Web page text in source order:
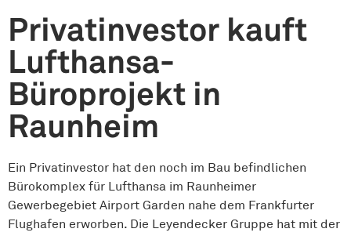
Privatinvestor kauft
Lufthansa-
Büroprojekt in
Raunheim
Ein Privatinvestor hat den noch im Bau befindlichen
Bürokomplex für Lufthansa im Raunheimer
Gewerbegebiet Airport Garden nahe dem Frankfurter
Flughafen erworben. Die Leyendecker Gruppe hat mit der